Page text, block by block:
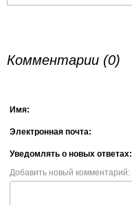
Комментарии (0)
Имя:
Электронная почта:
Уведомлять о новых ответах:
Добавить новый комментарий: